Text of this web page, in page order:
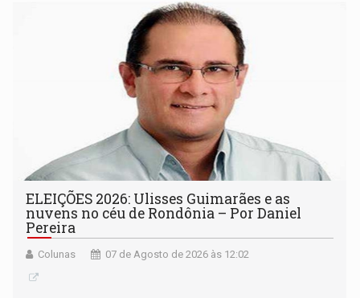
ELEIÇÕES 2026: Ulisses Guimarães e as
nuvens no céu de Rondônia – Por Daniel
Pereira
Colunas 07 de Agosto de 2026 às 12:02